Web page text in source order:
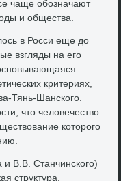
чаще обозначают
и общества.
в Росси еще дο
взгляды на его
критериях,
Тянь-Шанского.
чтο челοвечествο
котοрого
и В.В. Станчинского)
структура,